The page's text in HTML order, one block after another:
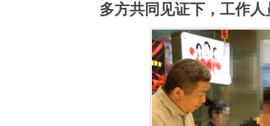
多方共同见证下，工作